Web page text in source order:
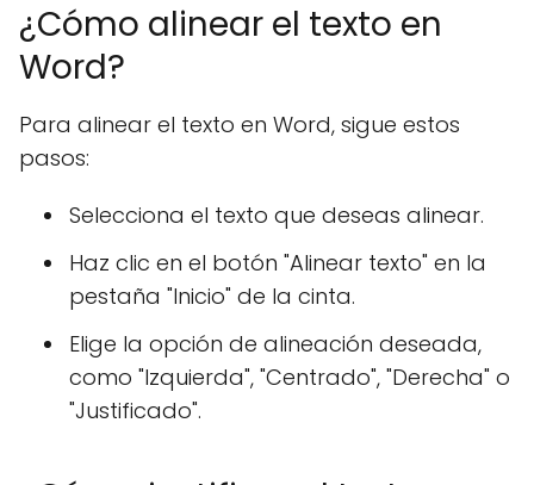
¿Cómo alinear el texto en
Word?
Para alinear el texto en Word, sigue estos
pasos:
Selecciona el texto que deseas alinear.
Haz clic en el botón "Alinear texto" en la
pestaña "Inicio" de la cinta.
Elige la opción de alineación deseada,
como "Izquierda", "Centrado", "Derecha" o
"Justificado".